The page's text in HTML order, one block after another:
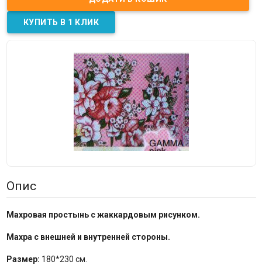
Опис
Махровая простынь с жаккардовым рисунком.
Махра с внешней и внутренней стороны.
Размер: 180*230 см.